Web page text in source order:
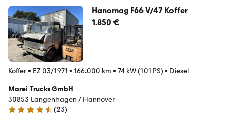
Hanomag F66 V/47 Koffer
1.850 €
Koffer• EZ 03/1971 • 166.000 km • 74 kW (101 PS) • Diesel
Marei Trucks GmbH
30853 Langenhagen / Hannover
4.7 Sterne
(23)